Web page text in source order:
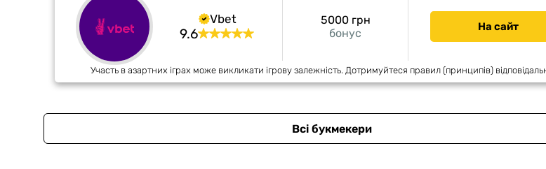
Vbet
9.6 бонус
5000 грн На сайт
Участь в азартних іграх може викликати ігрову залежність. Дотримуйтеся правил (принципів)
Всі букмекери